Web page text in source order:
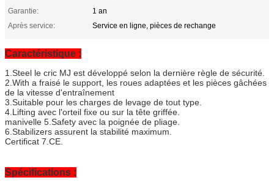
Garantie:
1 an
Après service:
Service en ligne, pièces de rechange
Caractéristique :
1.Steel le cric MJ est développé selon la dernière règle de sécurité.
2.With a fraisé le support, les roues adaptées et les pièces gâchées
de la vitesse d'entraînement
3.Suitable pour les charges de levage de tout type.
4.Lifting avec l'orteil fixe ou sur la tête griffée.
manivelle 5.Safety avec la poignée de pliage.
6.Stabilizers assurent la stabilité maximum.
Certificat 7.CE.
Spécifications :